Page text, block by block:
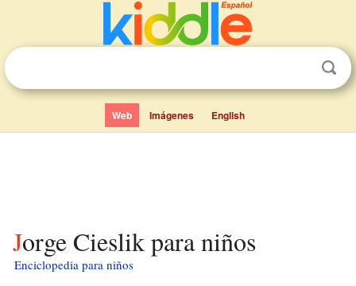
Web Imágenes English
Jorge Cieslik para niños
Enciclopedia para niños